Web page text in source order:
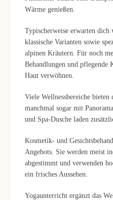
Wärme genießen.
Typischerweise erwarten dich
klassische Varianten sowie
alpinen Kräutern. Für noch
Behandlungen und pflegende
Haut verwöhnen.
Viele Wellnessbereiche
manchmal sogar mit
und Spa-Dusche laden
Kosmetik- und
Angebots. Sie werden meist
abgestimmt und verwenden
ein frisches Aussehen.
Yogaunterricht ergänzt das